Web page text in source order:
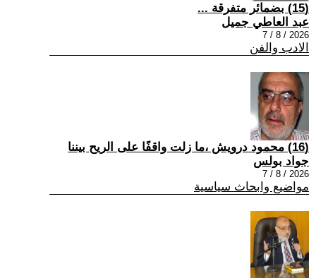
(15) بضمائر متفرقة ...
عبد العاطي جميل
2026 / 8 / 7
الادب والفن
(16) محمود درويش ،ما زلت واقفًا على الريح بيننا
جواد بولس
2026 / 8 / 7
مواضيع وابحاث سياسية